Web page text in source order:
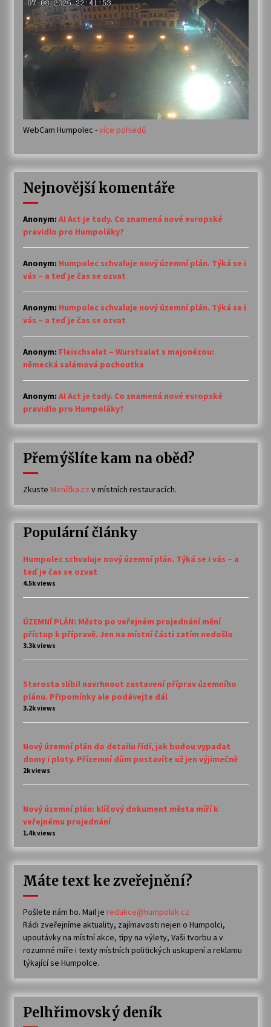
WebCam Humpolec -více pohledů
Nejnovější komentáře
Anonym: AI Act je tady. Co znamená nové evropské
pravidlo pro Humpoláky?
Anonym: Humpolec schvaluje nový územní plán. Týká se i
vás – a teď je čas se ozvat
Anonym: Humpolec schvaluje nový územní plán. Týká se i
vás – a teď je čas se ozvat
Anonym: Fleischsalat – Wurstsalat s majonézou:
německá salámová pochoutka
Anonym: AI Act je tady. Co znamená nové evropské
pravidlo pro Humpoláky?
Přemýšlíte kam na oběd?
Zkuste Meníčka.cz v místních restauracích.
Populární články
Humpolec schvaluje nový územní plán. Týká se i vás – a
teď je čas se ozvat
4.5k views
ÚZEMNÍ PLÁN: Město po veřejném projednání mění
přístup k přípravě. Jen na místní části zatím nedošlo
3.3k views
Starosta slíbil navrhnout zastavení příprav územního
plánu. Připomínky ale podávejte dál
3.2k views
Nový územní plán do detailu řídí, jak budou vypadat
domy i ploty. Přízemní dům postavíte už jen výjimečně
2k views
Nový územní plán: klíčový dokument města míří k
veřejnému projednání
1.4k views
Máte text ke zveřejnění?
Pošlete nám ho. Mail je redakce@humpolak.cz
Rádi zveřejníme aktuality, zajímavosti nejen o Humpolci,
upoutávky na místní akce, tipy na výlety, Vaši tvorbu a v
rozumné míře i texty místních politických uskupení a reklamu
týkající se Humpolce.
Pelhřimovský deník